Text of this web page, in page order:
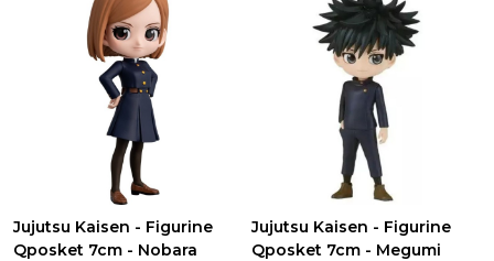
Jujutsu Kaisen - Figurine
Qposket 7cm - Nobara
Jujutsu Kaisen - Figurine
Qposket 7cm - Megumi